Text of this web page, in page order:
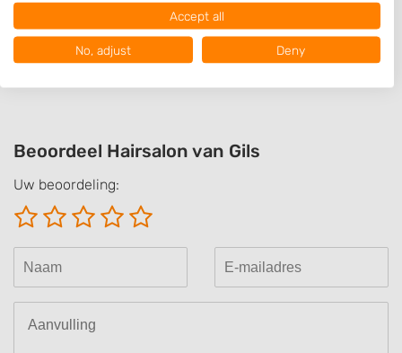
Openingstijden
Op afspraak
Beoordeel Hairsalon van Gils
Uw beoordeling:
Data may be shared outside of the European Union and send to the
Your consent and the cookie policy applies solely to this website/app.
View Partner List (1016 IAB Vendors)
We use your data for the following purposes:
Create profiles for personalised advertising
Use profiles to select personalised
advertising
Create profiles to personalise content
Use profiles to select personalised content
Accept all
No, adjust Deny